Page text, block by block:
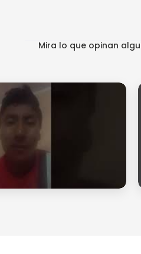
Mira lo que opinan